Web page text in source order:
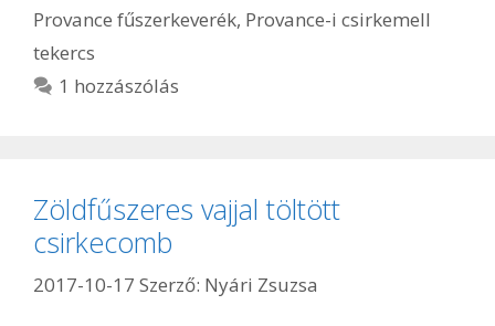
Provance fűszerkeverék, Provance-i csirkemell
tekercs
1 hozzászólás
Zöldfűszeres vajjal töltött
csirkecomb
2017-10-17 Szerző: Nyári Zsuzsa